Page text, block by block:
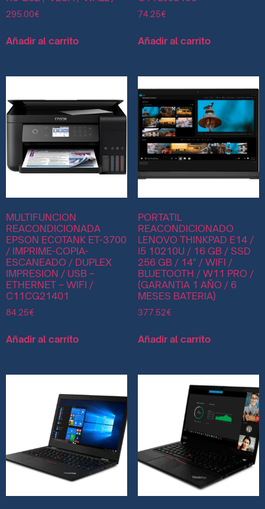
295.00€
Añadir al carrito
74.25€
Añadir al carrito
MULTIFUNCION
REACONDICIONADA
EPSON ECOTANK ET-3700
/ IMPRIME-COPIA-
ESCANEADO / DUPLEX
IMPRESION / USB –
ETHERNET – WIFI /
C11CG21401
84.25€
Añadir al carrito
PORTATIL
REACONDICIONADO
LENOVO THINKPAD E14 /
I5 10210U / 16 GB / SSD
256 GB / 14″ / WIFI /
BLUETOOTH / W11 PRO /
(GARANTIA 1 AÑO / 6
MESES BATERIA)
377.52€
Añadir al carrito